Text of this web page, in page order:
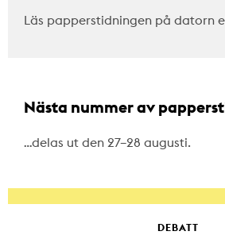
Läs papperstidningen på datorn
Nästa nummer av
…delas ut den 27–28 augusti.
DEBATT